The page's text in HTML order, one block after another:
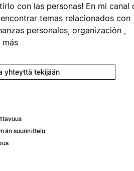
con las personas! En mi canal
temas relacionados con
personales, organización ,
yhteyttä tekijään
suunnittelu